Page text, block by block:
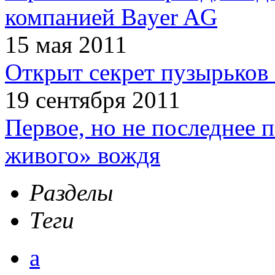
компанией Bayer AG
15 мая 2011
Открыт секрет пузырьков
19 сентября 2011
Первое, но не последнее
живого» вождя
Разделы
Теги
а